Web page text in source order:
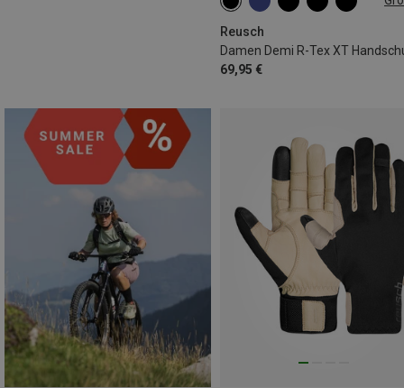
Reusch
Damen Demi R-Tex XT
69,95 €
6.5 7.5 8.5